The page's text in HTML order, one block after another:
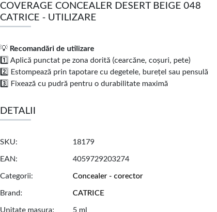
COVERAGE CONCEALER DESERT BEIGE 048
CATRICE - UTILIZARE
💡 Recomandări de utilizare
1️⃣ Aplică punctat pe zona dorită (cearcăne, coșuri, pete)
2️⃣ Estompează prin tapotare cu degetele, burețel sau pensulă
3️⃣ Fixează cu pudră pentru o durabilitate maximă
DETALII
SKU 18179
EAN 4059729203274
Categorii Concealer - corector
Brand CATRICE
Unitate masura 5 ml